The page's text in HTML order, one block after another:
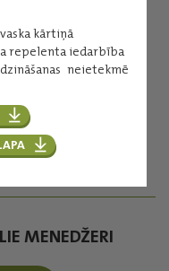
kārtiņā
repelenta iedarbība
neietekmē
MENEDŽERI